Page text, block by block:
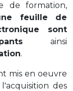
de formation,
feuille de
sont
ainsi
.
mis en oeuvre
des